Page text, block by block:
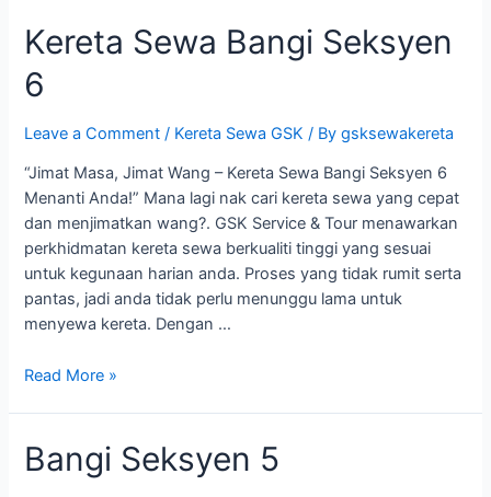
Seksyen
9Kereta Sewa Bangi Seksyen
6
Leave a Comment / Kereta Sewa GSK / Bygsksewakereta
“Jimat Masa, Jimat Wang – Kereta Sewa Bangi Seksyen 6
Menanti Anda!” Mana lagi nak cari kereta sewa yang cepat
dan menjimatkan wang?. GSK Service & Tour menawarkan
perkhidmatan kereta sewa berkualiti tinggi yang sesuai
untuk kegunaan harian anda. Proses yang tidak rumit serta
pantas, jadi anda tidak perlu menunggu lama untuk
menyewa kereta. Dengan …
Kereta
Seksyen
6
Read More »
Bangi Seksyen 5